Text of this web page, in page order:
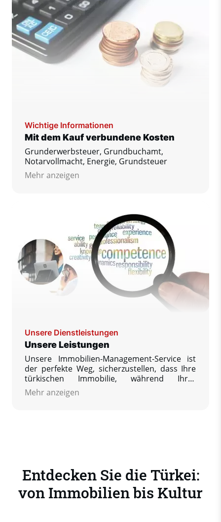
Wichtige Informationen
Mit dem Kauf verbundene Kosten
Grunderwerbsteuer, Grundbuchamt,
Notarvollmacht, Energie, Grundsteuer
Mehr anzeigen
Unsere Dienstleistungen
Unsere Leistungen
Unsere Immobilien-Management-Service ist
der perfekte Weg, sicherzustellen, dass Ihre
türkischen Immobilie, während Ihrer
Abwesenheit gehegt und gepflegt wird.
Unsere Firmenphilosophie besagt, dass wir
Mehr anzeigen
Entdecken Sie die Türkei:
von Immobilien bis Kultur